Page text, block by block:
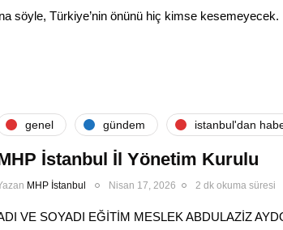
söyle, Türkiye’nin önünü hiç kimse kesemeyecek.
genel gündem i̇stanbul'dan
İstanbul İl Yönetim Kurulu
MHP İstanbul Nisan 17, 2026 2 dk okuma süresi
VE SOYADI EĞİTİM MESLEK ABDULAZİZ